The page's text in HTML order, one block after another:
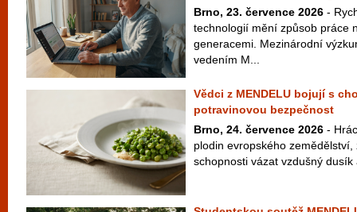
Brno, 23. července 2026 -
technologií mění způsob práce
generacemi. Mezinárodní
vedením M...
Vědci z MENDELU bojují s
potravinovou bezpečnost
Brno, 24. července 2026 -
plodin evropského
schopnosti vázat vzdušný